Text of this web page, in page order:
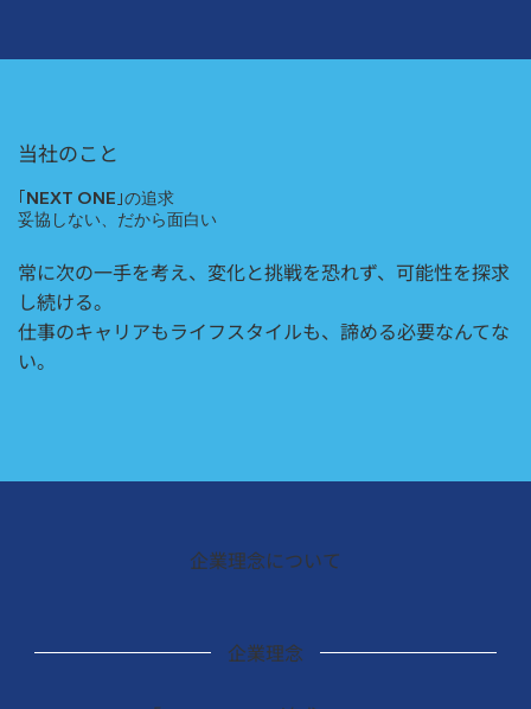
当社のこと
｢NEXT ONE｣の追求
妥協しない、だから面白い
常に次の一手を考え、変化と挑戦を恐れず、可能性を探求
し続ける。
仕事のキャリアもライフスタイルも、諦める必要なんてな
い。
企業理念について
企業理念